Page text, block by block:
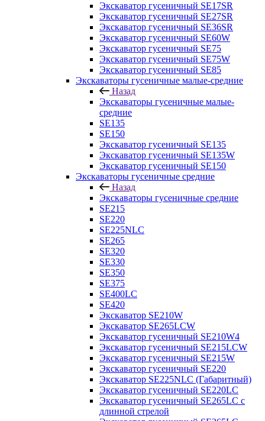
Экскаватор гусеничный SE17SR
Экскаватор гусеничный SE27SR
Экскаватор гусеничный SE36SR
Экскаватор гусеничный SE60W
Экскаватор гусеничный SE75
Экскаватор гусеничный SE75W
Экскаватор гусеничный SE85
Экскаваторы гусеничные малые-средние
Назад
Экскаваторы гусеничные малые-
средние
SE135
SE150
Экскаватор гусеничный SE135
Экскаватор гусеничный SE135W
Экскаватор гусеничный SE150
Экскаваторы гусеничные средние
Назад
Экскаваторы гусеничные средние
SE215
SE220
SE225NLC
SE265
SE320
SE330
SE350
SE375
SE400LC
SE420
Экскаватор SE210W
Экскаватор SE265LCW
Экскаватор гусеничный SE210W4
Экскаватор гусеничный SE215LCW
Экскаватор гусеничный SE215W
Экскаватор гусеничный SE220
Экскаватор SE225NLC (Габаритный)
Экскаватор гусеничный SE220LC
Экскаватор гусеничный SE265LC с
длинной стрелой